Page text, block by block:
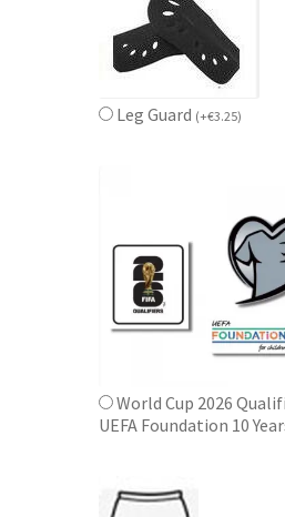
Leg Guard (+€3.25)
World Cup 2026
UEFA Foundation 10